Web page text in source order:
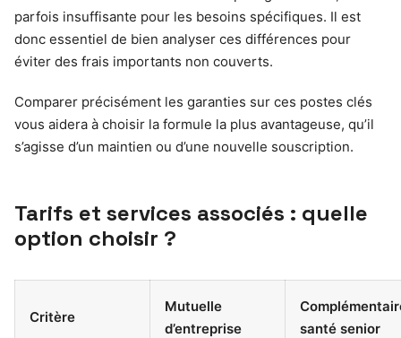
parfois insuffisante pour les besoins spécifiques. Il est
donc essentiel de bien analyser ces différences pour
éviter des frais importants non couverts.
Comparer précisément les garanties sur ces postes clés
vous aidera à choisir la formule la plus avantageuse, qu’il
s’agisse d’un maintien ou d’une nouvelle souscription.
Tarifs et services associés : quelle
option choisir ?
Critère
Mutuelle
d’entreprise
santé senior